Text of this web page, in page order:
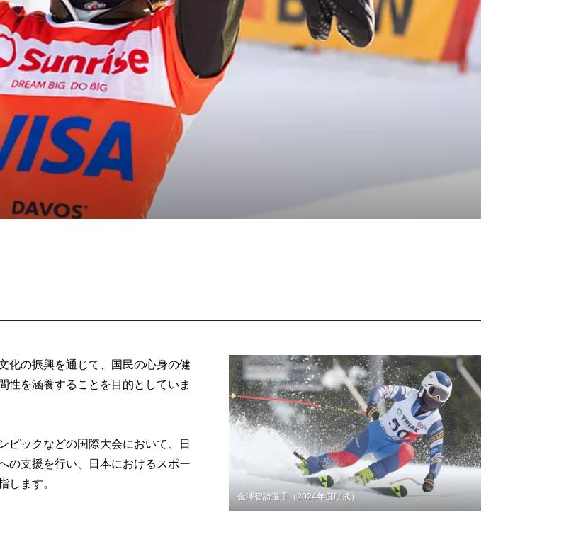
化の振興を通じて、国民の心身の健
性を涵養することを目的としていま
ピックなどの国際大会において、日
の支援を行い、日本におけるスポー
します。
金澤碧詩選手（2024年度助成）